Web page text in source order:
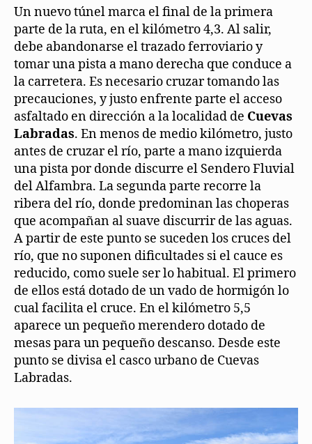
Un nuevo túnel marca el final de la primera
parte de la ruta, en el kilómetro 4,3. Al salir,
debe abandonarse el trazado ferroviario y
tomar una pista a mano derecha que conduce a
la carretera. Es necesario cruzar tomando las
precauciones, y justo enfrente parte el acceso
asfaltado en dirección a la localidad de Cuevas
Labradas. En menos de medio kilómetro, justo
antes de cruzar el río, parte a mano izquierda
una pista por donde discurre el Sendero Fluvial
del Alfambra. La segunda parte recorre la
ribera del río, donde predominan las choperas
que acompañan al suave discurrir de las aguas.
A partir de este punto se suceden los cruces del
río, que no suponen dificultades si el cauce es
reducido, como suele ser lo habitual. El primero
de ellos está dotado de un vado de hormigón lo
cual facilita el cruce. En el kilómetro 5,5
aparece un pequeño merendero dotado de
mesas para un pequeño descanso. Desde este
punto se divisa el casco urbano de Cuevas
Labradas.